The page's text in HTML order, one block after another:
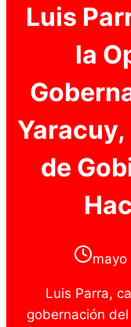
Luis
la
de
mayo
Luis Parra,
gobernación